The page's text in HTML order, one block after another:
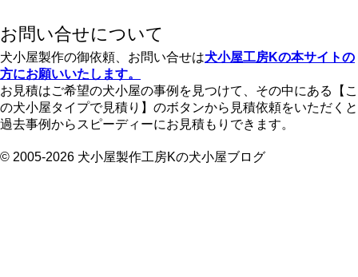
イ
ブ
お問い合せについて
犬小屋製作の御依頼、お問い合せは犬小屋工房Kの本サイトの
方にお願いいたします。
お見積はご希望の犬小屋の事例を見つけて、その中にある【こ
の犬小屋タイプで見積り】のボタンから見積依頼をいただくと
過去事例からスピーディーにお見積もりできます。
© 2005-2026 犬小屋製作工房Kの犬小屋ブログ